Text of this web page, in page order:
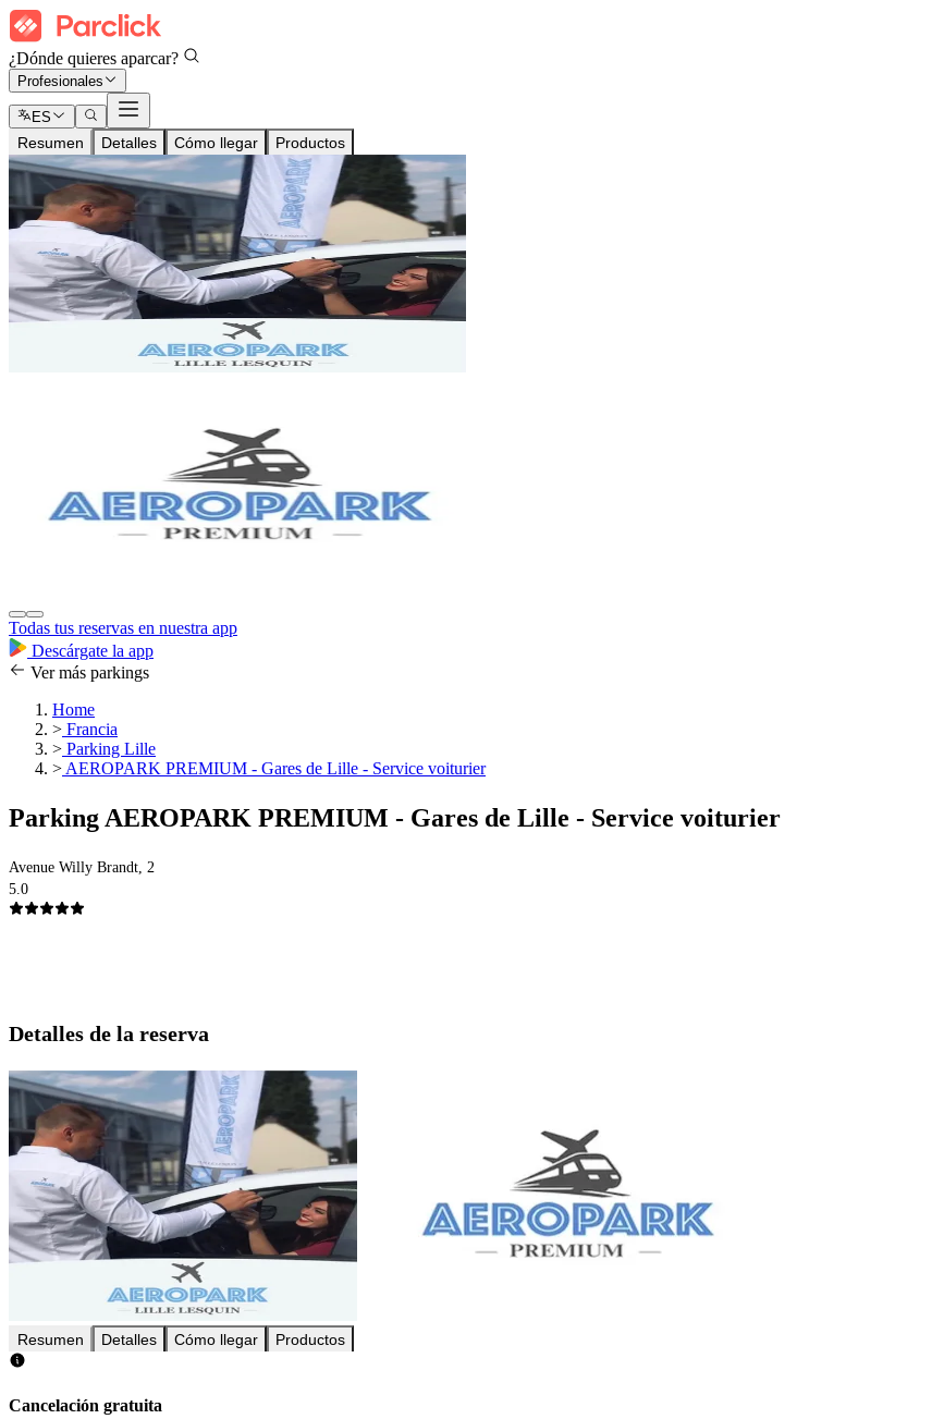
¿Dónde quieres aparcar?
Profesionales
ES
Resumen Detalles Cómo llegar Productos
Todas tus reservas en nuestra app
Descárgate la app
Ver más parkings
Home
> Francia
> Parking Lille
> AEROPARK PREMIUM - Gares de Lille - Service voiturier
Parking AEROPARK PREMIUM - Gares de Lille - Service voiturier
Avenue Willy Brandt, 2
5.0
Detalles de la reserva
Resumen Detalles Cómo llegar Productos
Cancelación gratuita